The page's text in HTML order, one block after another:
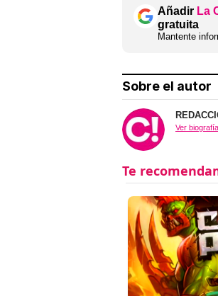
Añadir La
gratuita
Mantente
Sobre el autor
Ver biografía